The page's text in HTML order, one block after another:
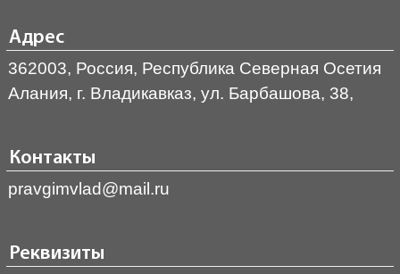
Адрес
362003, Россия, Республика Северная Осетия
Алания, г. Владикавказ, ул. Барбашова, 38,
Контакты
pravgimvlad@mail.ru
Реквизиты